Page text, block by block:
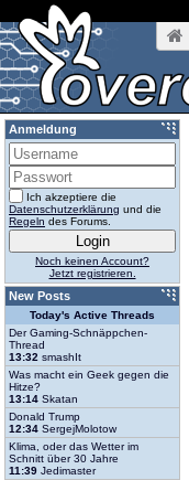
Anmeldung
Ich akzeptiere die
Datenschutzerklärung und die
Regeln des Forums.
Noch keinen Account?
Jetzt registrieren.
New Posts
Today's Active Threads
Der Gaming-Schnäppchen-
Thread
13:32 smashIt
Was macht ein Geek gegen die
Hitze?
13:14 Skatan
Donald Trump
12:34 SergejMolotow
Klima, oder das Wetter im
Schnitt über 30 Jahre
11:39 Jedimaster